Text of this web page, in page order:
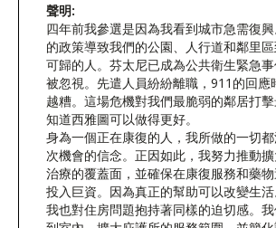
聲明:
四年前我參選是因為我看到城市急需復
的政策導致我們的公園、人行道和鄰里
可歸的人。芬太尼已成為公共衛生緊急
被忽視。先遣人員紛紛離職，911的回應
越糟。這場危機對我們最脆弱的鄰居打
知道西雅圖可以做得更好。
身為一個正在康復的人，我所做的一切
次機會的信念。正因如此，我努力推動
治療的覆蓋面，並確保在康復服務和藥
投入巨資。因為真正的幫助可以改變生活
我也對住房問題抱持著同樣的迫切感。